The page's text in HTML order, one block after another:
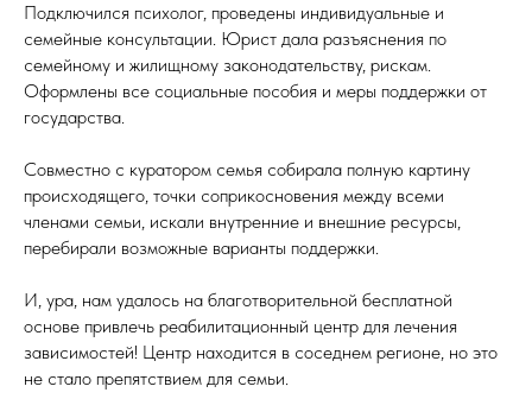
Подключился психолог, проведены индивидуальные и
семейные консультации. Юрист дала разъяснения по
семейному и жилищному законодательству, рискам.
Оформлены все социальные пособия и меры поддержки от
государства.
Совместно с куратором семья собирала полную картину
происходящего, точки соприкосновения между всеми
членами семьи, искали внутренние и внешние ресурсы,
перебирали возможные варианты поддержки.
И, ура, нам удалось на благотворительной бесплатной
основе привлечь реабилитационный центр для лечения
зависимостей! Центр находится в соседнем регионе, но это
не стало препятствием для семьи.